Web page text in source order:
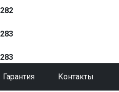
282
283
283
Гарантия Контакты